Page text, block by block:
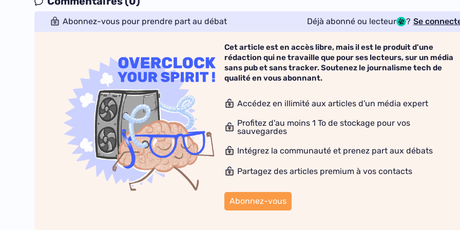
Abonnez-vous pour prendre part au débat Déjà abonné ou lecteur ? Se
Cet article est en accès libre, mais il est le produit d'une
rédaction qui ne travaille que pour ses lecteurs, sur un média
sans pub et sans tracker. Soutenez le journalisme tech de
qualité en vous abonnant.
Accédez en illimité aux articles d'un média expert
Profitez d'au moins 1 To de stockage pour vos
sauvegardes
Intégrez la communauté et prenez part aux débats
Partagez des articles premium à vos contacts
Abonnez-vous